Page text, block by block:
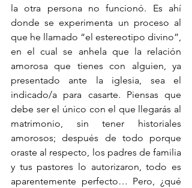
la otra persona no funcionó. Es ahí
donde se experimenta un proceso al
que he llamado “el estereotipo divino”,
en el cual se anhela que la relación
amorosa que tienes con alguien, ya
presentado ante la iglesia, sea el
indicado/a para casarte. Piensas que
debe ser el único con el que llegarás al
matrimonio, sin tener historiales
amorosos; después de todo porque
oraste al respecto, los padres de familia
y tus pastores lo autorizaron, todo es
aparentemente perfecto… Pero, ¿qué